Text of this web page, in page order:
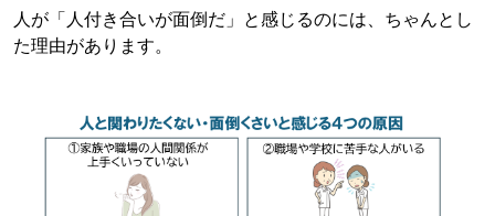
人が「人付き合いが面倒だ」と感じるのには、ちゃんとし
た理由があります。